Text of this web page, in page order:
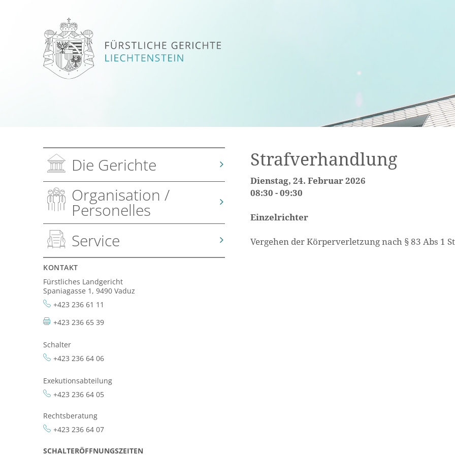
Die Gerichte
Organisation /
Personelles
Service
KONTAKT
Fürstliches Landgericht
Spaniagasse 1, 9490 Vaduz
+423 236 61 11
+423 236 65 39
Schalter
+423 236 64 06
Exekutionsabteilung
+423 236 64 05
Rechtsberatung
+423 236 64 07
SCHALTERÖFFNUNGSZEITEN
Strafverhandlung
Dienstag, 24. Februar 2026
08:30 - 09:30
Einzelrichter
Vergehen der Körperverletzung nach § 83 Abs 1